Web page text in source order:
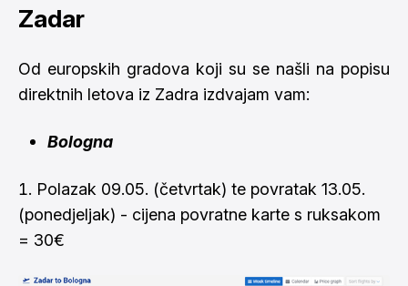
Zadar
Od europskih gradova koji su se našli na popisu
direktnih letova iz Zadra izdvajam vam:
Bologna
Polazak 09.05. (četvrtak) te povratak 13.05.
(ponedjeljak) - cijena povratne karte s ruksakom
= 30€